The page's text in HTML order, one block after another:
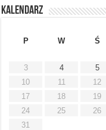
Kalendarz
P
W Ś
3
4 5
10
11 12
17
18 19
24
25 26
31